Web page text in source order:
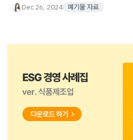
Dec 26, 2024 폐기물 자료